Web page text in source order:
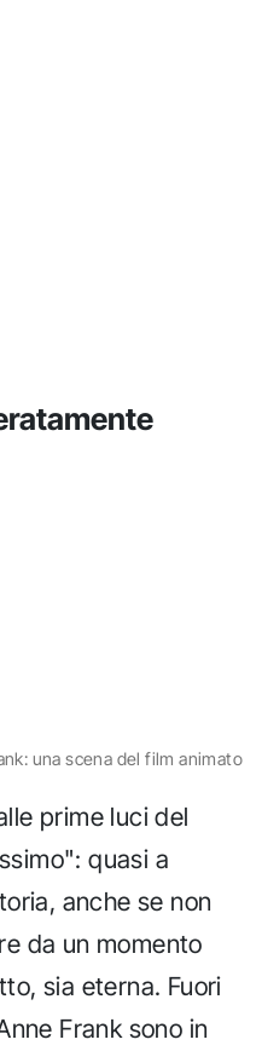
una scena del film animato
prime luci del
quasi a
anche se non
da un momento
sia eterna. Fuori
Frank sono in